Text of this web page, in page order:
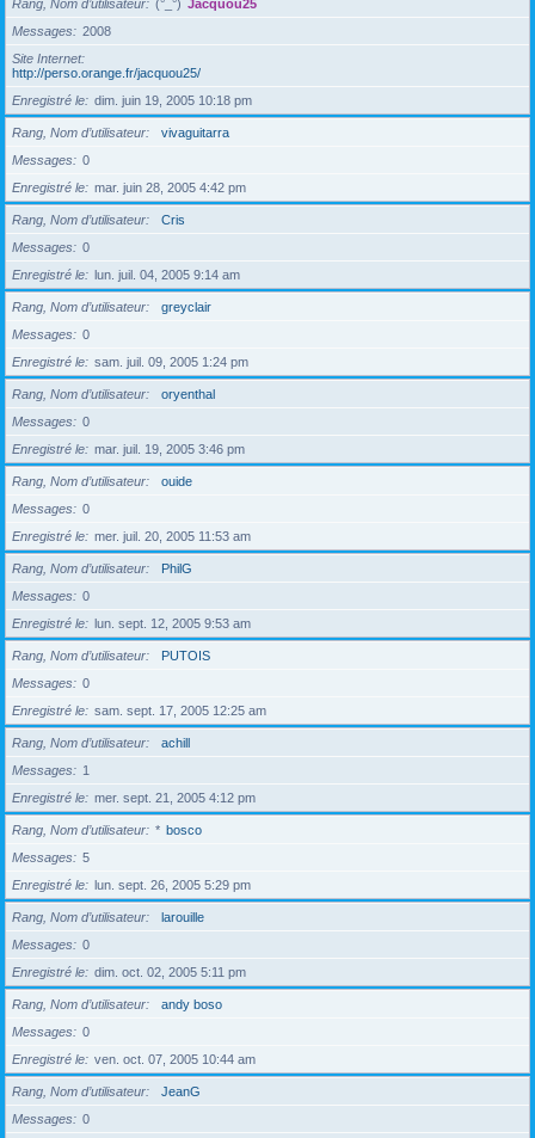
Rang, Nom d’utilisateur (°_°) Jacquou25
Messages
2008
Site Internet
http://perso.orange.fr/jacquou25/
Enregistré le
dim. juin 19, 2005 10:18 pm
Rang, Nom d’utilisateur
vivaguitarra
Messages
0
Enregistré le
mar. juin 28, 2005 4:42 pm
Rang, Nom d’utilisateur
Cris
Messages
0
Enregistré le
lun. juil. 04, 2005 9:14 am
Rang, Nom d’utilisateur
greyclair
Messages
0
Enregistré le
sam. juil. 09, 2005 1:24 pm
Rang, Nom d’utilisateur
oryenthal
Messages
0
Enregistré le
mar. juil. 19, 2005 3:46 pm
Rang, Nom d’utilisateur
ouide
Messages
0
Enregistré le
mer. juil. 20, 2005 11:53 am
Rang, Nom d’utilisateur
PhilG
Messages
0
Enregistré le
lun. sept. 12, 2005 9:53 am
Rang, Nom d’utilisateur
PUTOIS
Messages
0
Enregistré le
sam. sept. 17, 2005 12:25 am
Rang, Nom d’utilisateur
achill
Messages
1
Enregistré le
mer. sept. 21, 2005 4:12 pm
Rang, Nom d’utilisateur * bosco
Messages
5
Enregistré le
lun. sept. 26, 2005 5:29 pm
Rang, Nom d’utilisateur
larouille
Messages
0
Enregistré le
dim. oct. 02, 2005 5:11 pm
Rang, Nom d’utilisateur
andy boso
Messages
0
Enregistré le
ven. oct. 07, 2005 10:44 am
Rang, Nom d’utilisateur
JeanG
Messages
0